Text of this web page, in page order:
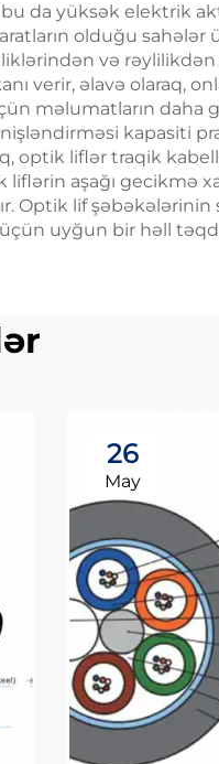
bu da yüksək elektrik
olduğu
və
verir, əlavə olaraq,
məlumatların
kapasiti
optik liflər traqik
aşağı gecikmə
lif şəbəkələrinin
uyğun bir həll
26
May